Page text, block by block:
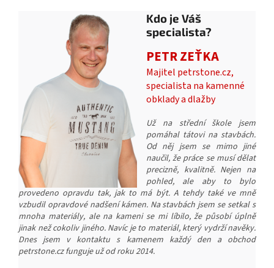
Kdo je Váš
specialista?
PETR ZEŤKA
Majitel petrstone.cz,
specialista na kamenné
obklady a dlažby
Už na střední škole jsem
pomáhal tátovi na stavbách.
Od něj jsem se mimo jiné
naučil, že práce se musí dělat
precizně, kvalitně. Nejen na
pohled, ale aby to bylo
provedeno opravdu tak, jak to má být. A tehdy také ve mně
vzbudil opravdové nadšení kámen. Na stavbách jsem se setkal s
mnoha materiály, ale na kameni se mi líbilo, že působí úplně
jinak než cokoliv jiného. Navíc je to materiál, který vydrží navěky.
Dnes jsem v kontaktu s kamenem každý den a obchod
petrstone.cz funguje už od roku 2014.